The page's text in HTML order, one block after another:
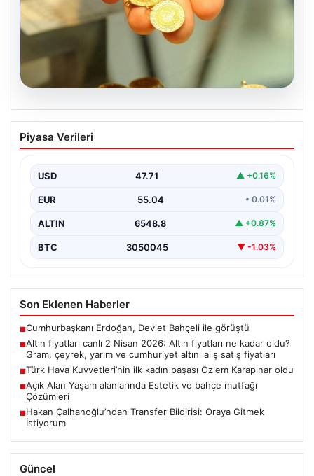
Altın fiyatları canlı 2 Nisan 2026: Altın
fiyatları ne kadar oldu? Gram, çeyrek,
fiyatları
Piyasa Verileri
USD 47.71 ▲ +0.16%
EUR 55.04 • 0.01%
ALTIN 6548.8 ▲ +0.87%
BTC 3050045 ▼ -1.03%
Son Eklenen Haberler
■Cumhurbaşkanı Erdoğan, Devlet Bahçeli ile görüştü
■Altın fiyatları canlı 2 Nisan 2026: Altın fiyatları ne kadar oldu?
Gram, çeyrek, yarım ve cumhuriyet altını alış satış fiyatları
■Türk Hava Kuvvetleri’nin ilk kadın paşası Özlem Karapınar oldu
■Açık Alan Yaşam alanlarında Estetik ve bahçe mutfağı
Çözümleri
■Hakan Çalhanoğlu’ndan Transfer Bildirisi: Oraya Gitmek
İstiyorum
Güncel